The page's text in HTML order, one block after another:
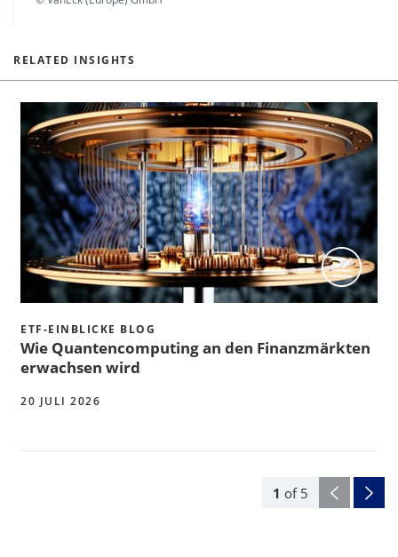
RELATED INSIGHTS
1 of 5
ETF-EINBLICKE BLOG
Wie Quantencomputing an den Finanzmärkten
erwachsen wird
20 JULI 2026